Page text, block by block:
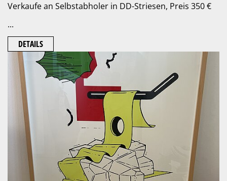
Verkaufe an Selbstabholer in DD-Striesen, Preis 350 €
...
DETAILS